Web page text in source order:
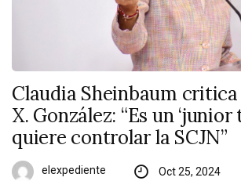
Claudia Sheinbaum
X. González: “Es un ‘junior
quiere controlar la SCJN”
elexpediente Oct 25, 2024